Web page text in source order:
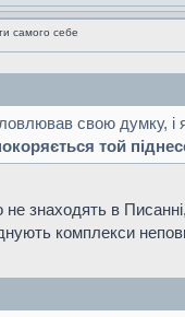
самого себе
свою думку, і
той
знаходять в
комплекси